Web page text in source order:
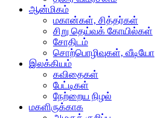
ஆன்மிகம்
மகான்கள், சித்தர்கள்
சிறு தெய்வக் கோயில்கள்
சோதிடம்
சொற்பொழிவுகள், வீடியோ
இலக்கியம்
கவிதைகள்
பேட்டிகள்
நேற்றைய நிழல்
மகளிருக்காக